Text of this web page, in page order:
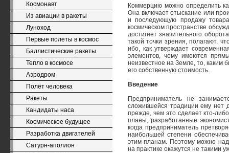
Космонавт
Из авиации в ракеты
Луноход
Первые полеты в космос
Баллистические ракеты
Тепло в космосе
Аэродром
Полёт человека
Ракеты
Кандидаты наса
Космическое будущее
Разработка двигателей
Сатурн-аполлон
Коммерцию можно определить
Она включает отыскание или
и последующую продажу
космическом пространстве
достигнет значительного
такой точки зрения, полагают,
ибо, как утверждает
элементов, чему имеются
неизвестное на Земле, то, каким
его собственную стоимость.
Введение
Предприниматель не
сложившейся традиции ему нет
прежде, чем это сделает кто-
планы, разработанные
когда предприниматель
наибольшей степени
этим планам. Поэтому можно
на практике окажутся не такими